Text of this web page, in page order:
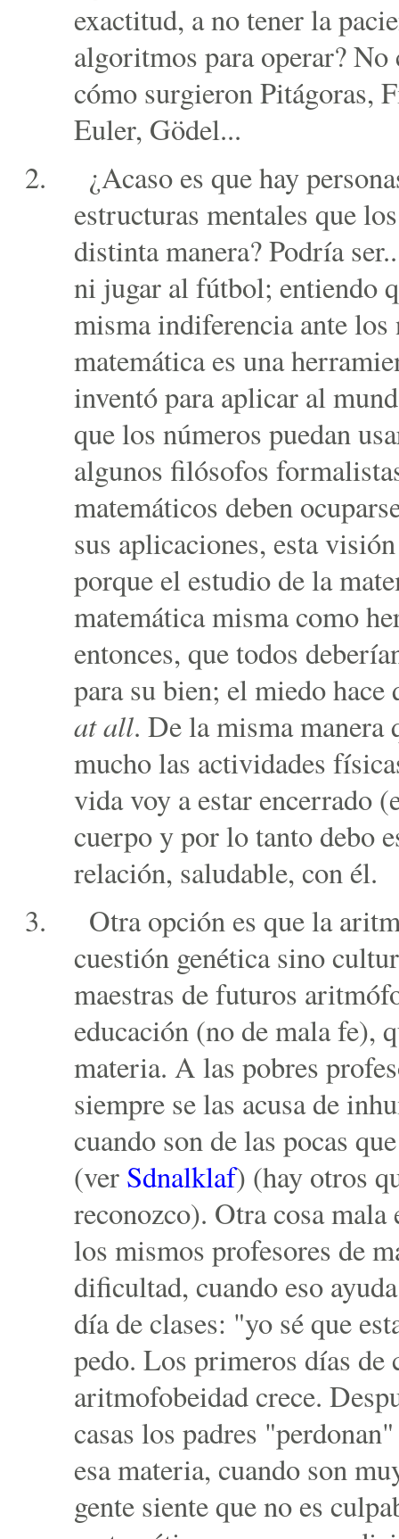
exactitud, a no tener la
algoritmos para operar?
cómo surgieron Pitágoras,
Euler, Gödel...
¿Acaso es que hay
estructuras mentales que
distinta manera? Podría
ni jugar al fútbol; entiendo
misma indiferencia ante
matemática es una
inventó para aplicar al
que los números puedan
algunos filósofos
matemáticos deben
sus aplicaciones, esta
porque el estudio de la
matemática misma como
entonces, que todos
para su bien; el miedo hace
at all. De la misma manera
mucho las actividades
vida voy a estar encerrado
cuerpo y por lo tanto debo
relación, saludable, con él.
Otra opción es que la
cuestión genética sino
maestras de futuros
educación (no de mala fe),
materia. A las pobres
siempre se las acusa de
cuando son de las pocas
(ver Sdnalklaf) (hay otros
reconozco). Otra cosa mala
los mismos profesores de
dificultad, cuando eso
día de clases: "yo sé que
pedo. Los primeros días de
aritmofobeidad crece.
casas los padres
esa materia, cuando son
gente siente que no es